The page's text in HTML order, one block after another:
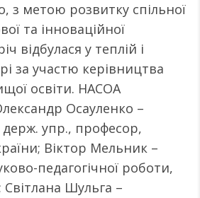
з метою розвитку спільної
та інноваційної
відбулася у теплій і
за участю керівництва
освіти. НАСОА
Осауленко –
держ. упр., професор,
Віктор Мельник –
педагогічної роботи,
Шульга –